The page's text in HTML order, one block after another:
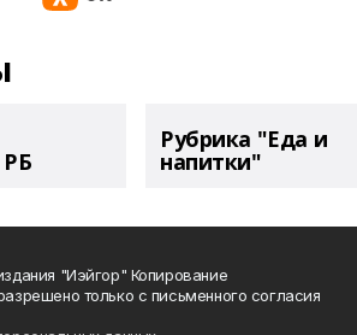
Рубрика "Еда и
напитки"
"Иэйгор" Копирование
только с письменного согласия